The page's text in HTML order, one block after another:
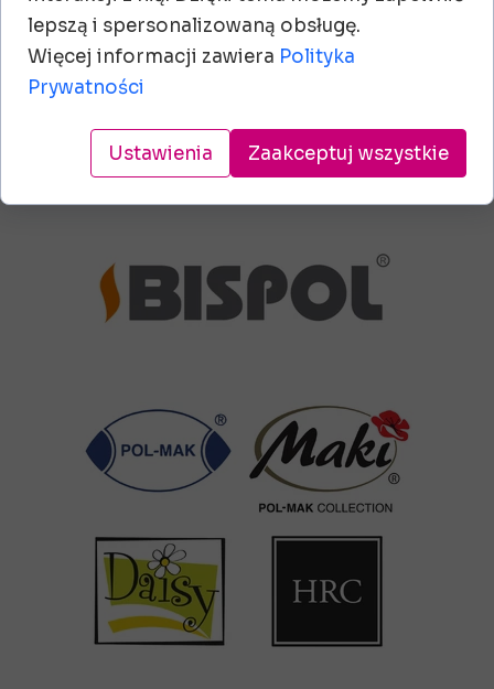
lepszą i spersonalizowaną obsługę.
Więcej informacji zawiera Polityka
Prywatności
Ustawienia Zaakceptuj wszystkie